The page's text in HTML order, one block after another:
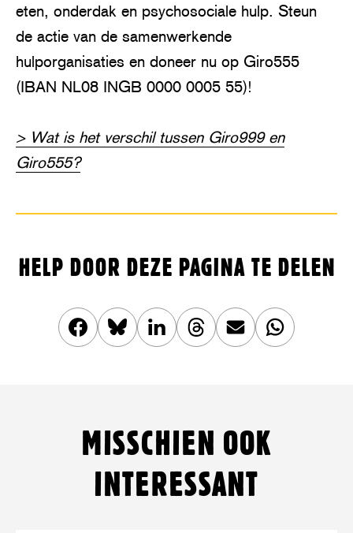
eten, onderdak en psychosociale hulp. Steun
de actie van de samenwerkende
hulporganisaties en doneer nu op Giro555
(IBAN NL08 INGB 0000 0005 55)!
> Wat is het verschil tussen Giro999 en
Giro555?
HELP DOOR DEZE PAGINA TE DELEN
Deel
Facebook
Share
Twitter/Bluesky
Deel
LinkedIn
Share
Threads
Deel
mail
Deel
WhatsApp
MISSCHIEN OOK
INTERESSANT